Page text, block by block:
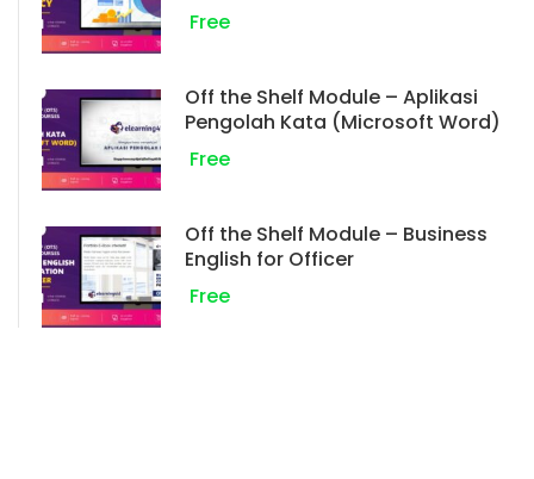
Free
Off the Shelf Module – Aplikasi
Pengolah Kata (Microsoft Word)
Free
Off the Shelf Module – Business
English for Officer
Free